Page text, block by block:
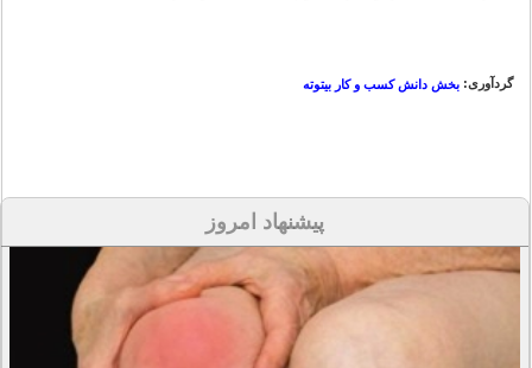
گردآوری: بخش دانش کسب و کار بیتوته
پیشنهاد امروز